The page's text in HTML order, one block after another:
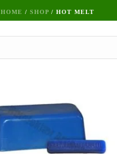
HOME / SHOP / HOT MELT